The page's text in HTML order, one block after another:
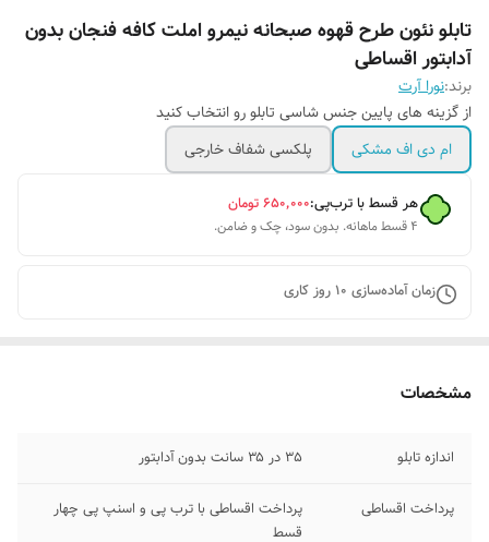
تابلو نئون طرح قهوه صبحانه نیمرو املت کافه فنجان بدون
آدابتور اقساطی
برند:نورا آرت
از گزینه های پایین جنس شاسی تابلو رو انتخاب کنید
ام دی اف مشکی
پلکسی شفاف خارجی
هر قسط با ترب‌پی:۶۵۰٬۰۰۰تومان
۴ قسط ماهانه. بدون سود، چک و ضامن.
زمان آماده‌سازی 10روز کاری
مشخصات
اندازه تابلو 35 در ۳۵ سانت بدون آدابتور
پرداخت اقساطی
پرداخت اقساطی با ترب پی و اسنپ پی چهار
قسط